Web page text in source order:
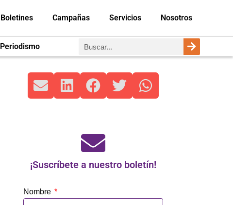
Boletines Campañas Servicios Nosotros
Periodismo
¡Suscríbete a nuestro boletín!
Nombre